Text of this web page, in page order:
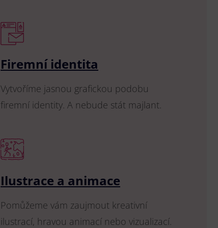
Firemní identita
Vytvoříme jasnou grafickou podobu
firemní identity. A nebude stát majlant.
Ilustrace a animace
Pomůžeme vám zaujmout kreativní
ilustrací, hravou animací nebo vizualizací.